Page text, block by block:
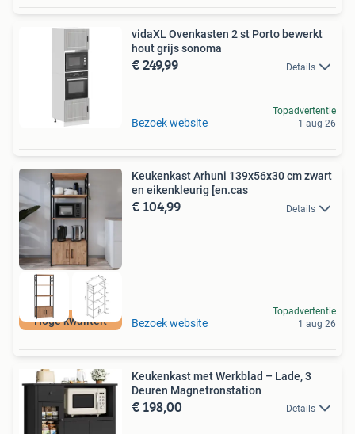
vidaXL Ovenkasten 2 st Porto bewerkt
hout grijs sonoma
€ 249,99 Details
Bezoek website
Topadvertentie
1 aug 26
Hoge kwaliteit
Keukenkast Arhuni 139x56x30 cm zwart
en eikenkleurig [en.cas
€ 104,99 Details
Bezoek website
Topadvertentie
1 aug 26
Keukenkast met Werkblad – Lade, 3
Deuren Magnetronstation
€ 198,00 Details